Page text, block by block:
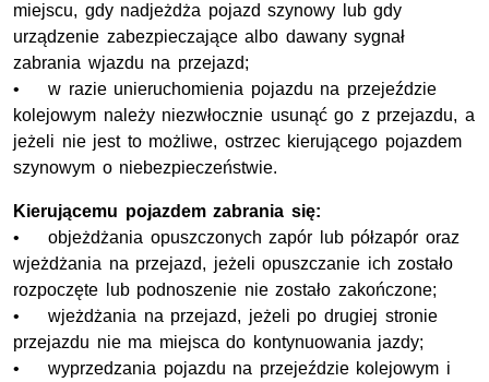
miejscu, gdy nadjeżdża pojazd szynowy lub gdy
urządzenie zabezpieczające albo dawany sygnał
zabrania wjazdu na przejazd;
• w razie unieruchomienia pojazdu na przejeździe
kolejowym należy niezwłocznie usunąć go z przejazdu, a
jeżeli nie jest to możliwe, ostrzec kierującego pojazdem
szynowym o niebezpieczeństwie.
Kierującemu pojazdem zabrania się:
• objeżdżania opuszczonych zapór lub półzapór oraz
wjeżdżania na przejazd, jeżeli opuszczanie ich zostało
rozpoczęte lub podnoszenie nie zostało zakończone;
• wjeżdżania na przejazd, jeżeli po drugiej stronie
przejazdu nie ma miejsca do kontynuowania jazdy;
• wyprzedzania pojazdu na przejeździe kolejowym i